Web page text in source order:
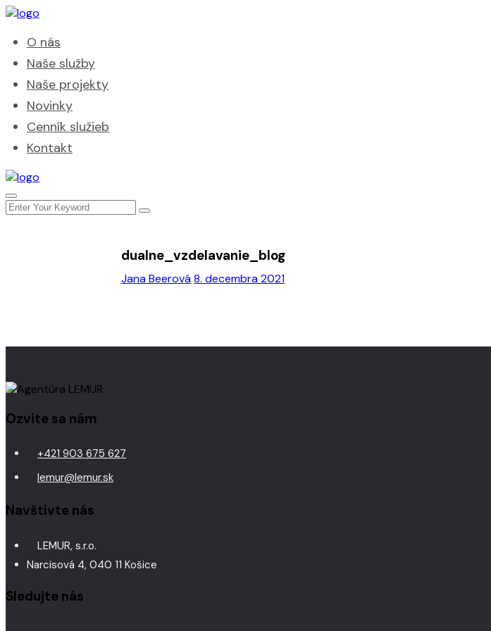
O nás
Naše služby
Naše projekty
Novinky
Cenník služieb
Kontakt
Jana Beerová8. decembra 2021
dualne_vzdelavanie_blog
Ozvite sa nám
+421 903 675 627
lemur@lemur.sk
Navštívte nás
LEMUR, s.r.o.
Narcisová 4, 040 11 Košice
Sledujte nás